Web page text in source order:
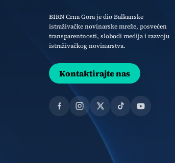
BIRN Crna Gora je dio Balkanske
istraživačke novinarske mreže, posvećen
transparentnosti, slobodi medija i razvoju
istraživačkog novinarstva.
Kontaktirajte nas
Facebook
Instagram
X TikTokYouTube